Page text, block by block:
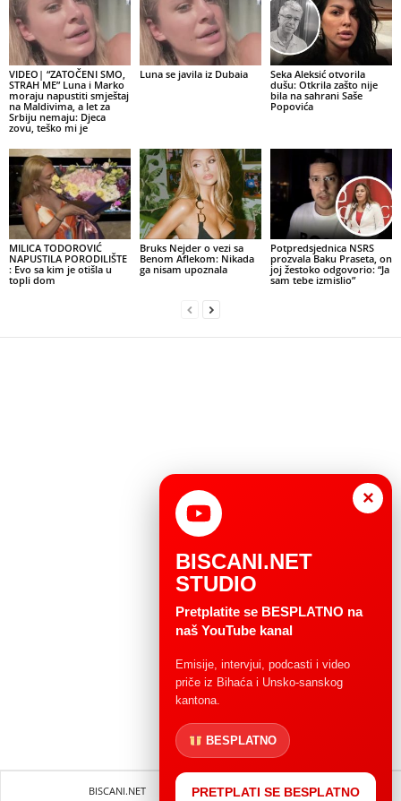
VIDEO| “ZATOČENI SMO,
STRAH ME” Luna i Marko
moraju napustiti smještaj
na Maldivima, a let za
Srbiju nemaju: Djeca
zovu, teško mi je
Luna se javila iz Dubaia
Seka Aleksić otvorila
dušu: Otkrila zašto nije
bila na sahrani Saše
Popovića
MILICA TODOROVIĆ
NAPUSTILA PORODILIŠTE
: Evo sa kim je otišla u
topli dom
Bruks Nejder o vezi sa
Benom Aflekom: Nikada
ga nisam upoznala
Potpredsjednica NSRS
prozvala Baku Praseta, on
joj žestoko odgovorio: “Ja
sam tebe izmislio”
BISCANI.NET Impressum Uvjeti korištenja
×
BISCANI.NET
STUDIO
Pretplatite se BESPLATNO na
naš YouTube kanal
Emisije, intervjui, podcasti i video
priče iz Bihaća i Unsko-sanskog
kantona.
BESPLATNO
PRETPLATI SE BESPLATNO